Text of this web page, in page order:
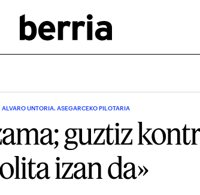
ALVARO UNTORIA. ASEGARCEKO PILOTARIA
guztiz
izan da»